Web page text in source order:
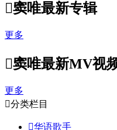
窦唯最新专辑
更多
窦唯最新MV视
更多
分类栏目
华语歌手